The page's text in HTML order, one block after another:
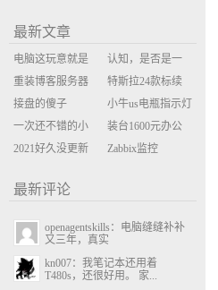
最新文章
电脑这玩意就是
缝缝补补的事
认知，是否是一
座大山？当架构
决策变成配置清
单比价
重装博客服务器
环境
特斯拉24款标续
Model Y 2万公里
使用体验
接盘的傻子
小牛us电瓶指示灯
闪三次不上电
一次还不错的小
米售后体验
装台1600元办公
主机
2021好久没更新
Zabbix监控
最新评论
openagentskills：电脑缝缝补补
又三年，真实
kn007：我笔记本还用着
T480s，还很好用。 家...